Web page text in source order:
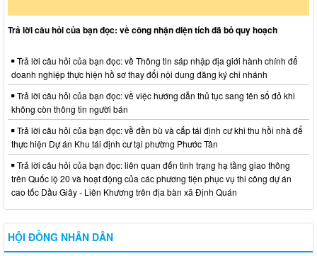
Trả lời câu hỏi của bạn đọc: về công nhận diện tích đã bỏ quy hoạch
Trả lời câu hỏi của bạn đọc: về Thông tin sáp nhập địa giới hành chính để
doanh nghiệp thực hiện hồ sơ thay đổi nội dung đăng ký chi nhánh
Trả lời câu hỏi của bạn đọc: về việc hướng dẫn thủ tục sang tên sổ đỏ khi
không còn thông tin người bán
Trả lời câu hỏi của bạn đọc: về đền bù và cấp tái định cư khi thu hồi nhà để
thực hiện Dự án Khu tái định cư tại phường Phước Tân
Trả lời câu hỏi của bạn đọc: liên quan đến tình trạng hạ tầng giao thông
trên Quốc lộ 20 và hoạt động của các phương tiện phục vụ thi công dự án
cao tốc Dầu Giây - Liên Khương trên địa bàn xã Định Quán
HỘI ĐỒNG NHÂN DÂN